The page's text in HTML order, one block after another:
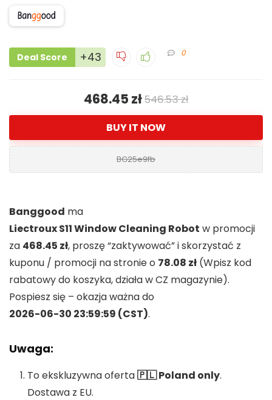
Deal Score +43 0
468.45 zł546.53 zł
BUY IT NOW
BG25e9fb
Banggood ma
Liectroux S11 Window Cleaning Robot w promocji
za 468.45 zł, proszę “zaktywować” i skorzystać z
kuponu / promocji na stronie o 78.08 zł (Wpisz kod
rabatowy do koszyka, działa w CZ magazynie).
Pospiesz się – okazja ważna do
2026-06-30 23:59:59 (CST).
Uwaga:
To ekskluzywna oferta🇵🇱 Poland only.
Dostawa z EU.